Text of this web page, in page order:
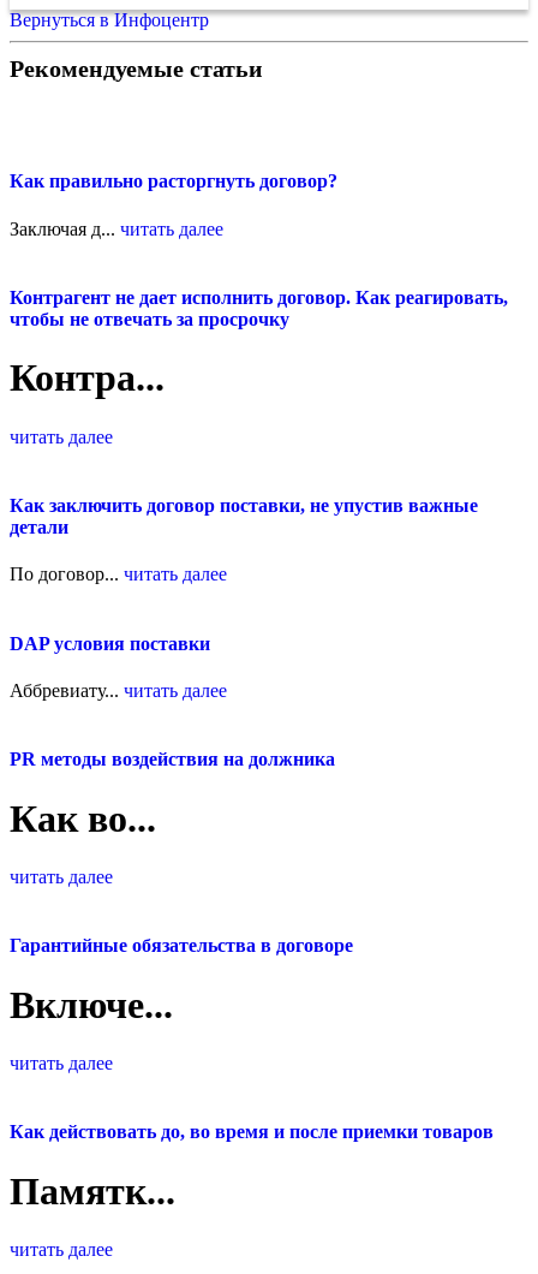
Вернуться в Инфоцентр
Рекомендуемые статьи
Как правильно расторгнуть договор?
Заключая д... читать далее
Контрагент не дает исполнить договор. Как реагировать,
чтобы не отвечать за просрочку
Контра...
читать далее
Как заключить договор поставки, не упустив важные
детали
По договор... читать далее
DAP условия поставки
Аббревиату... читать далее
PR методы воздействия на должника
Как во...
читать далее
Гарантийные обязательства в договоре
Включе...
читать далее
Как действовать до, во время и после приемки товаров
Памятк...
читать далее